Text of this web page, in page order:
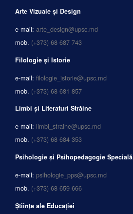
Arte Vizuale și Design
e-mail: arte_design@upsc.md
mob. (+373) 68 687 743
Filologie și Istorie
e-mail: filologie_istorie@upsc.md
mob. (+373) 68 681 857
Limbi și Literaturi Străine
e-mail: limbi_straine@upsc.md
mob. (+373) 68 684 353
Psihologie și Psihopedagogie Specială
e-mail: psihologie_pps@upsc.md
mob. (+373) 68 659 666
Științe ale Educației